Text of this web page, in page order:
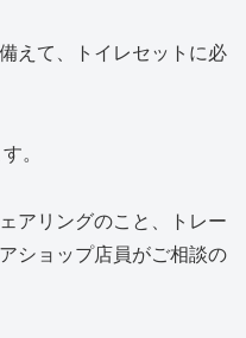
えて、トイレセットに必
。
アリングのこと、トレー
ショップ店員がご相談の